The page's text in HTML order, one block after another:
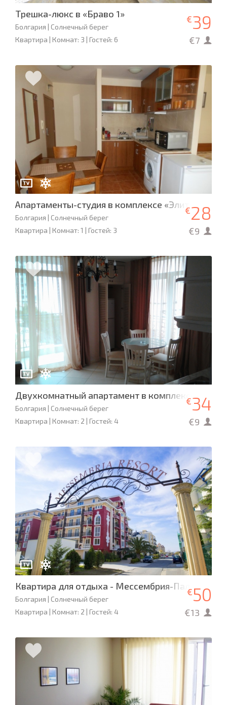
Трешка-люкс в «Браво 1»
Болгария | Солнечный берег
Квартира | Комнат: 3 | Гостей: 6
€39
€7
Апартаменты-студия в комплексе «Элит 4»
Болгария | Солнечный берег
Квартира | Комнат: 1 | Гостей: 3
€28
€9
Двухкомнатный апартамент в комплексе Dawn
Болгария | Солнечный берег
Квартира | Комнат: 2 | Гостей: 4
€34
€9
Квартира для отдыха - Мессембрия-Палас
Болгария | Солнечный берег
Квартира | Комнат: 2 | Гостей: 4
€50
€13